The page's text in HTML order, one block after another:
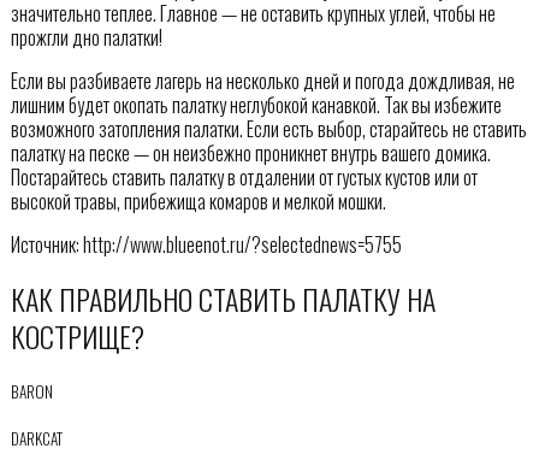
значительно теплее. Главное — не оставить крупных углей, чтобы не
прожгли дно палатки!
Если вы разбиваете лагерь на несколько дней и погода дождливая, не
лишним будет окопать палатку неглубокой канавкой. Так вы избежите
возможного затопления палатки. Если есть выбор, старайтесь не ставить
палатку на песке — он неизбежно проникнет внутрь вашего домика.
Постарайтесь ставить палатку в отдалении от густых кустов или от
высокой травы, прибежища комаров и мелкой мошки.
Источник: http://www.blueenot.ru/?selectednews=5755
КАК ПРАВИЛЬНО СТАВИТЬ ПАЛАТКУ НА
КОСТРИЩЕ?
BARON
DARKCAT